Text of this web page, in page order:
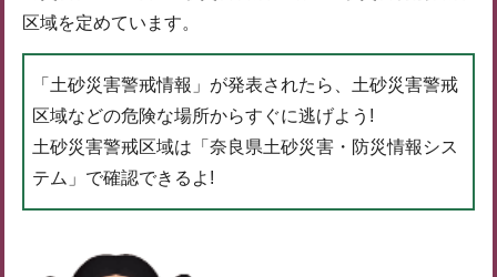
区域を定めています。
「土砂災害警戒情報」が発表されたら、土砂災害警戒
区域などの危険な場所からすぐに逃げよう!
土砂災害警戒区域は「奈良県土砂災害・防災情報シス
テム」で確認できるよ!